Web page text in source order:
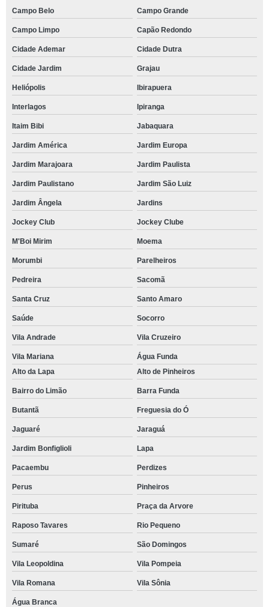
Campo Belo Campo Grande
Campo Limpo Capão Redondo
Cidade Ademar Cidade Dutra
Cidade Jardim Grajau
Heliópolis Ibirapuera
Interlagos Ipiranga
Itaim Bibi Jabaquara
Jardim América Jardim Europa
Jardim Marajoara Jardim Paulista
Jardim Paulistano Jardim São Luiz
Jardim Ângela Jardins
Jockey Club Jockey Clube
M'Boi Mirim Moema
Morumbi Parelheiros
Pedreira Sacomã
Santa Cruz Santo Amaro
Saúde Socorro
Vila Andrade Vila Cruzeiro
Vila Mariana
Água Funda
Alto da Lapa
Alto de Pinheiros
Bairro do Limão Barra Funda
Butantã Freguesia do Ó
Jaguaré Jaraguá
Jardim Bonfiglioli Lapa
Pacaembu Perdizes
Perus Pinheiros
Pirituba Praça da Arvore
Raposo Tavares Rio Pequeno
Sumaré São Domingos
Vila Leopoldina Vila Pompeia
Vila Romana Vila Sônia
Água Branca